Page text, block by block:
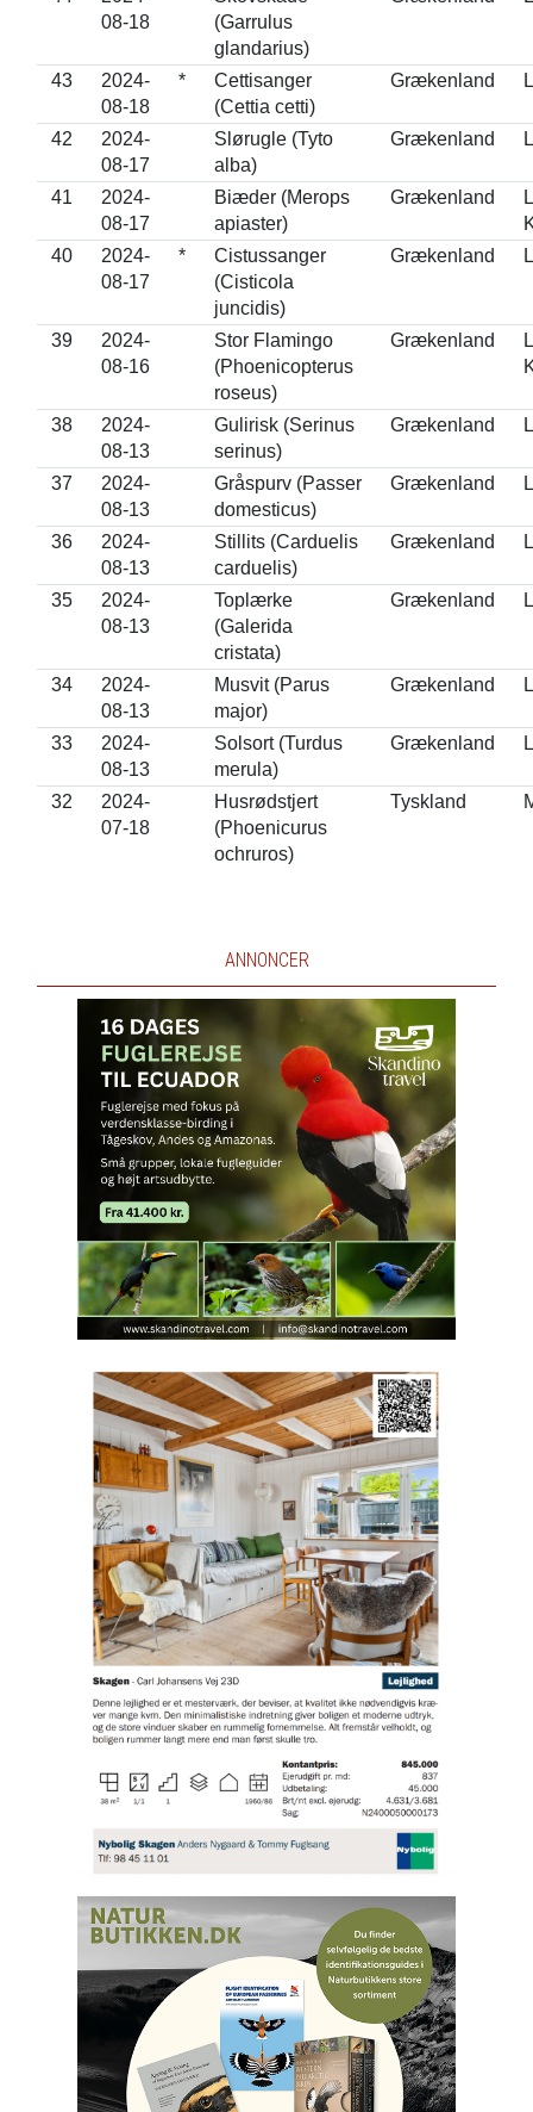
08-18
(Garrulus
glandarius)
43
2024-
08-18
*
Cettisanger
(Cettia cetti)
Grækenland
42
2024-
08-17
Slørugle (Tyto
alba)
Grækenland
41
2024-
08-17
Biæder (Merops
apiaster)
Grækenland
40
2024-
08-17
*
Cistussanger
(Cisticola
juncidis)
Grækenland
39
2024-
08-16
Stor Flamingo
(Phoenicopterus
roseus)
Grækenland
38
2024-
08-13
Gulirisk (Serinus
serinus)
Grækenland
37
2024-
08-13
Gråspurv (Passer
domesticus)
Grækenland
36
2024-
08-13
Stillits (Carduelis
carduelis)
Grækenland
35
2024-
08-13
Toplærke
(Galerida
cristata)
Grækenland
34
2024-
08-13
Musvit (Parus
major)
Grækenland
33
2024-
08-13
Solsort (Turdus
merula)
Grækenland
32
2024-
07-18
Husrødstjert
(Phoenicurus
ochruros)
Tyskland
ANNONCER